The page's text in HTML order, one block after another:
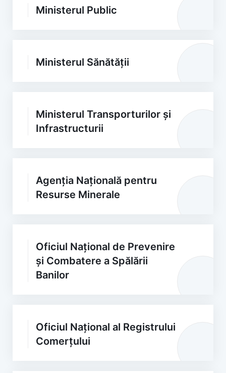
Ministerul Public
Ministerul Sănătății
Ministerul Transporturilor și
Infrastructurii
Agenția Națională pentru
Resurse Minerale
Oficiul Național de Prevenire
și Combatere a Spălării
Banilor
Oficiul Național al Registrului
Comerțului